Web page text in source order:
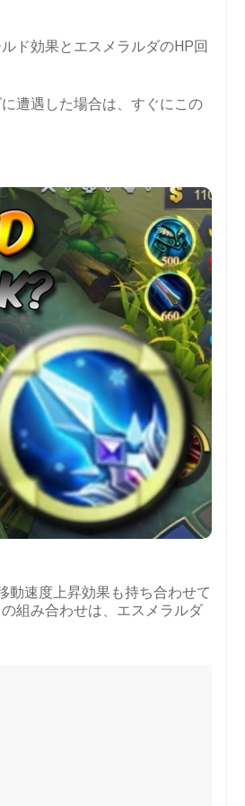
ド効果とエスメラルダのHP回
遭遇した場合は、すぐにこの
動速度上昇効果も持ち合わせて
組み合わせは、エスメラルダ